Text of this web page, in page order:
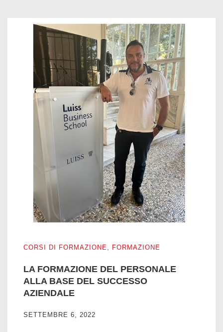
CORSI DI FORMAZIONE, FORMAZIONE
LA FORMAZIONE DEL PERSONALE
ALLA BASE DEL SUCCESSO
AZIENDALE
SETTEMBRE 6, 2022